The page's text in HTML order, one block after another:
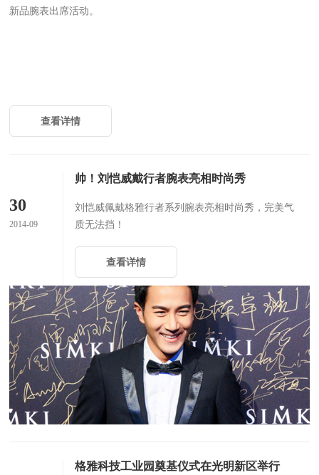
新品腕表出席活动。
查看详情
30
2014-09
帅！刘恺威戴行者腕表亮相时尚秀
刘恺威佩戴格雅行者系列腕表亮相时尚秀，完美气
质无法挡！
查看详情
格雅科技工业园奠基仪式在光明新区举行